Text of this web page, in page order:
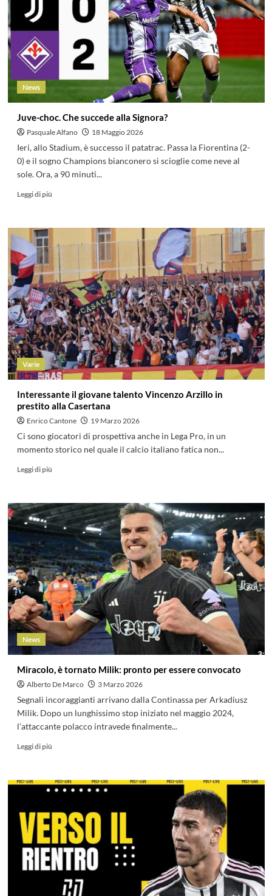
News
Juve-choc. Che succede alla Signora?
Pasquale Alfano 18 Maggio 2026
Ieri, allo Stadium, è successo il patatrac. Passa la Fiorentina (2-
0) e il sogno Champions bianconero si scioglie come neve al
sole. Ora, a 90 minuti...
Leggi di più
Varie
Interessante il giovane talento Vincenzo Arzillo in
prestito alla Casertana
Enrico Cantone 19 Marzo 2026
Ci sono giocatori di prospettiva anche in Lega Pro, in un
momento storico nel quale il calcio italiano fatica non...
Leggi di più
News
Miracolo, è tornato Milik: pronto per essere convocato
Alberto De Marco 3 Marzo 2026
Segnali incoraggianti arrivano dalla Continassa per Arkadiusz
Milik. Dopo un lunghissimo stop iniziato nel maggio 2024,
l’attaccante polacco intravede finalmente...
Leggi di più